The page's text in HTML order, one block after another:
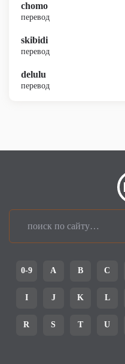
chomo
перевод
skibidi
перевод
delulu
перевод
0-9 A B C
I J K L
R S T U